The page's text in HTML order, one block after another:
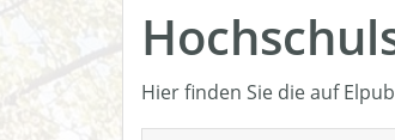
Hier finden Sie die auf